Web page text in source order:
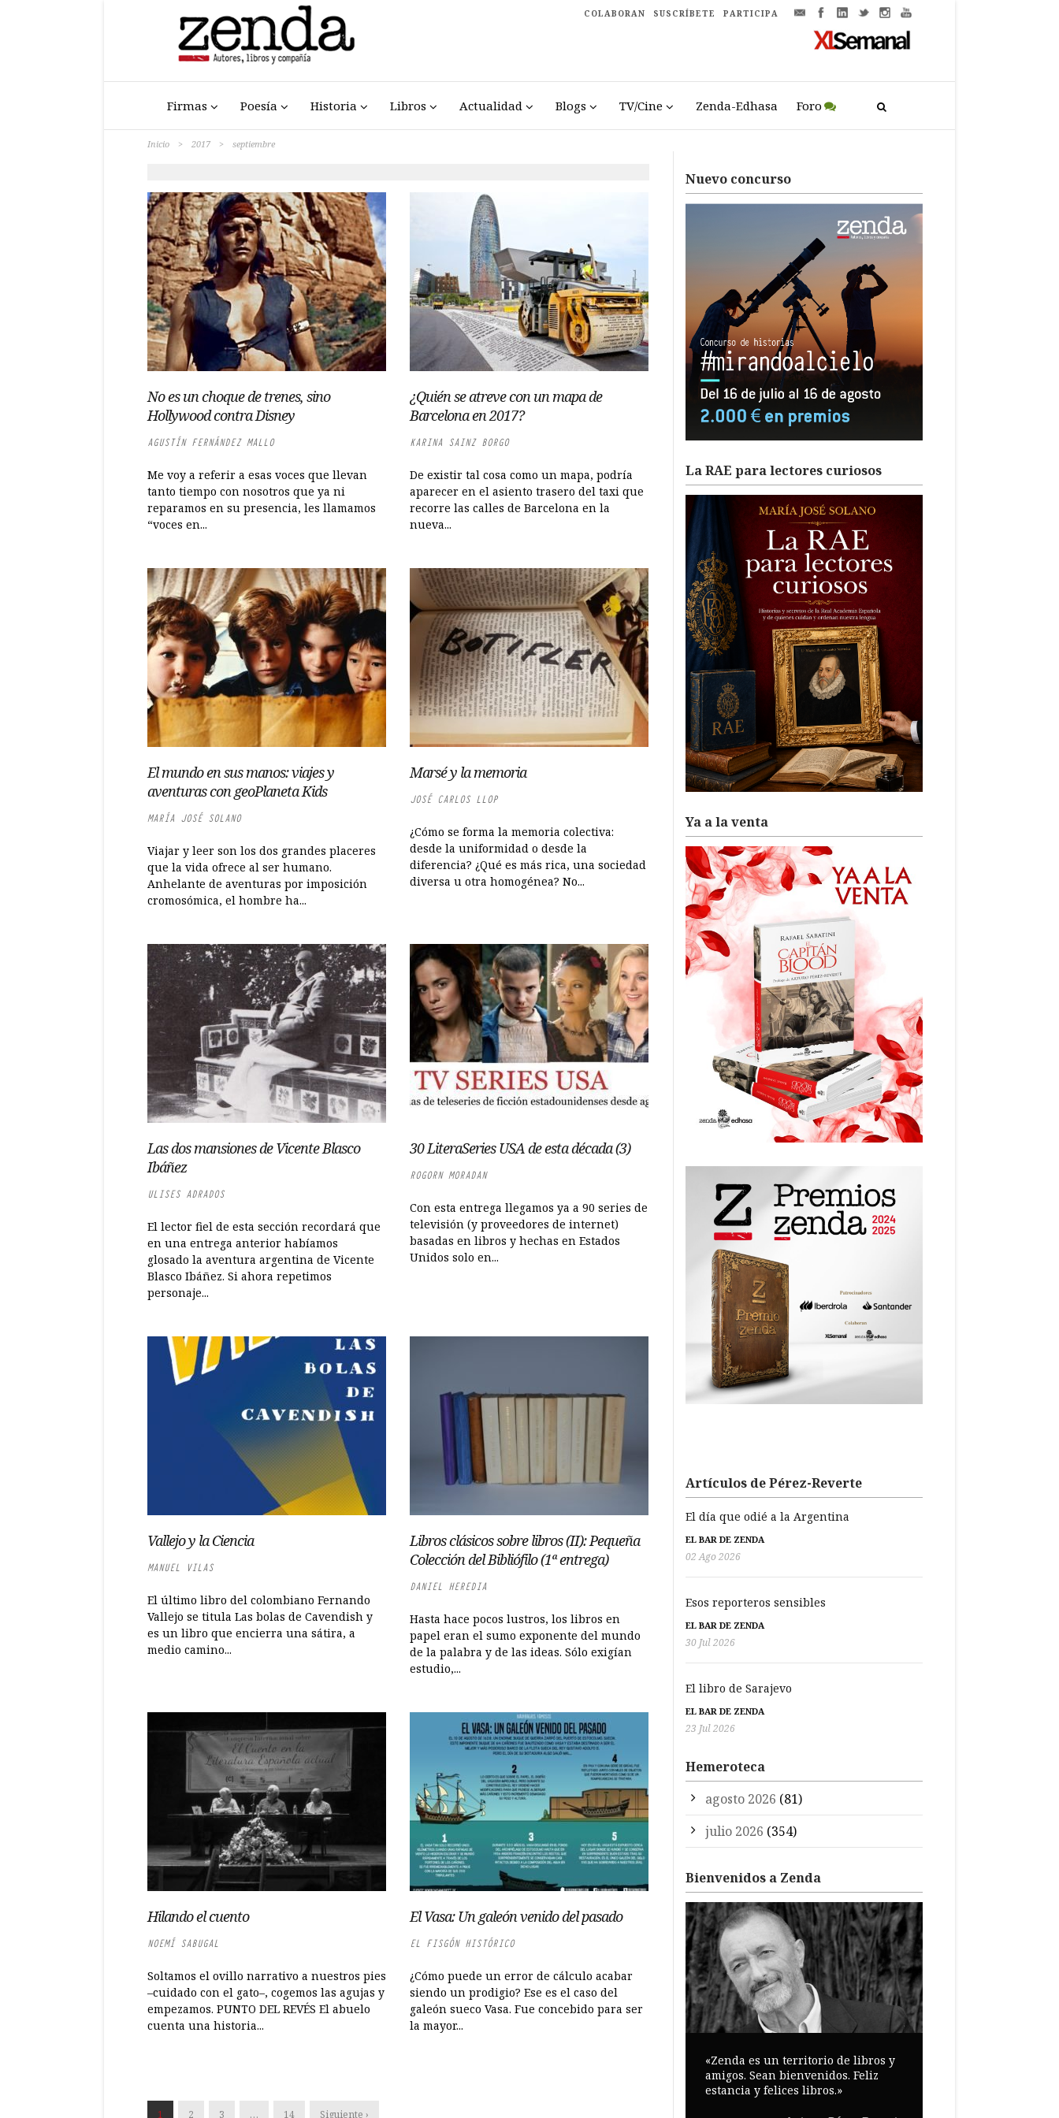
COLABORAN SUSCRÍBETE PARTICIPA
Firmas Poesía Historia Libros Actualidad Blogs TV/Cine Zenda-Edhasa Foro
Inicio > 2017 > septiembre
No es un choque de trenes, sino
Hollywood contra Disney
AGUSTÍN FERNÁNDEZ MALLO
Me voy a referir a esas voces que llevan
tanto tiempo con nosotros que ya ni
reparamos en su presencia, les llamamos
“voces en...
¿Quién se atreve con un mapa de
Barcelona en 2017?
KARINA SAINZ BORGO
De existir tal cosa como un mapa, podría
aparecer en el asiento trasero del taxi que
recorre las calles de Barcelona en la
nueva...
El mundo en sus manos: viajes y
aventuras con geoPlaneta Kids
MARÍA JOSÉ SOLANO
Viajar y leer son los dos grandes placeres
que la vida ofrece al ser humano.
Anhelante de aventuras por imposición
cromosómica, el hombre ha...
Marsé y la memoria
JOSÉ CARLOS LLOP
¿Cómo se forma la memoria colectiva:
desde la uniformidad o desde la
diferencia? ¿Qué es más rica, una sociedad
diversa u otra homogénea? No...
Las dos mansiones de Vicente Blasco
Ibáñez
ULISES ADRADOS
El lector fiel de esta sección recordará que
en una entrega anterior habíamos
glosado la aventura argentina de Vicente
Blasco Ibáñez. Si ahora repetimos
personaje...
30 LiteraSeries USA de esta década (3)
ROGORN MORADAN
Con esta entrega llegamos ya a 90 series de
televisión (y proveedores de internet)
basadas en libros y hechas en Estados
Unidos solo en...
Vallejo y la Ciencia
MANUEL VILAS
El último libro del colombiano Fernando
Vallejo se titula Las bolas de Cavendish y
es un libro que encierra una sátira, a
medio camino...
Libros clásicos sobre libros (II): Pequeña
Colección del Bibliófilo (1ª entrega)
DANIEL HEREDIA
Hasta hace pocos lustros, los libros en
papel eran el sumo exponente del mundo
de la palabra y de las ideas. Sólo exigían
estudio,...
Hilando el cuento
NOEMÍ SABUGAL
Soltamos el ovillo narrativo a nuestros pies
–cuidado con el gato–, cogemos las agujas y
empezamos. PUNTO DEL REVÉS El abuelo
cuenta una historia...
El Vasa: Un galeón venido del pasado
EL FISGÓN HISTÓRICO
¿Cómo puede un error de cálculo acabar
siendo un prodigio? Ese es el caso del
galeón sueco Vasa. Fue concebido para ser
la mayor...
1 2 3 … 14 Siguiente ›
Nuevo concurso
La RAE para lectores curiosos
Ya a la venta
Artículos de Pérez-Reverte
El día que odié a la Argentina
EL BAR DE ZENDA
02 Ago 2026
Esos reporteros sensibles
EL BAR DE ZENDA
30 Jul 2026
El libro de Sarajevo
EL BAR DE ZENDA
23 Jul 2026
Hemeroteca
agosto 2026 (81)
julio 2026 (354)
Bienvenidos a Zenda
«Zenda es un territorio de libros y
amigos. Sean bienvenidos. Feliz
estancia y felices libros.»